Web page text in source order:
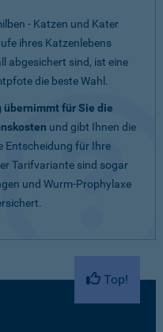
- Katzen und Kater
ihres Katzenlebens
abgesichert sind, ist eine
die beste Wahl.
übernimmt für Sie die
und gibt Ihnen die
Entscheidung für Ihre
Tarifvariante sind sogar
und Wurm-Prophylaxe
Top!